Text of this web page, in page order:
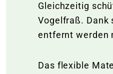
Gleichzeitig
Vogelfraß. Dank
entfernt werden
Das flexible